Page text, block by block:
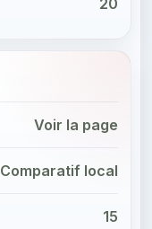
Voir la page
Comparatif local
15